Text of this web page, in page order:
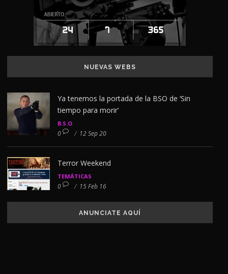
NUEVAS WEBS
Ya tenemos la portada de la BSO de ‘Sin
tiempo para morir’
B.S.O
0 / 12 Sep 20
Terror Weekend
TEMÁTICAS
0 / 15 Feb 16
ANUNCIATE AQUÍ